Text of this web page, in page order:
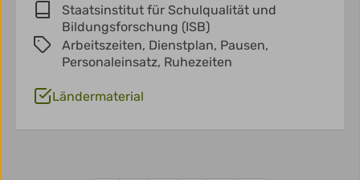
Staatsinstitut für Schulqualität und
Bildungsforschung (ISB)
Arbeitszeiten, Dienstplan, Pausen,
Personaleinsatz, Ruhezeiten
Ländermaterial